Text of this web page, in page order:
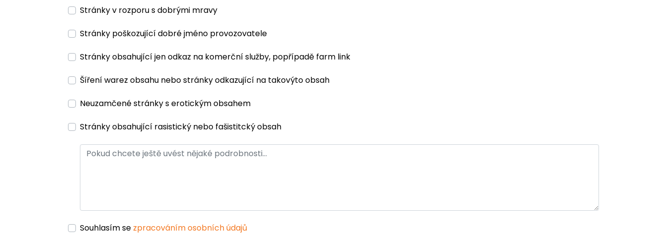
Stránky v rozporu s dobrými mravy
Stránky poškozující dobré jméno provozovatele
Stránky obsahující jen odkaz na komerční služby, popřípadě farm link
Šíření warez obsahu nebo stránky odkazující na takovýto obsah
Neuzamčené stránky s erotickým obsahem
Stránky obsahující rasistický nebo fašistitcký obsah
Souhlasím se zpracováním osobních údajů